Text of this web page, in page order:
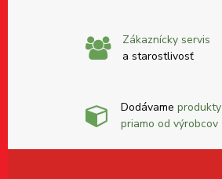
Zákaznícky servis
a starostlivosť
Dodávame produkty
priamo od výrobcov